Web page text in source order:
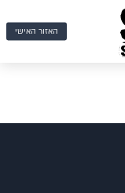
האזור האישי